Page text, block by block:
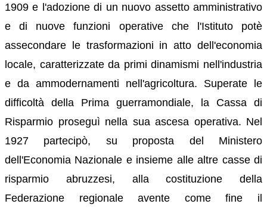
1909 e l'adozione di un nuovo assetto amministrativo
e di nuove funzioni operative che l'Istituto potè
assecondare le trasformazioni in atto dell'economia
locale, caratterizzate da primi dinamismi nell'industria
e da ammodernamenti nell'agricoltura. Superate le
difficoltà della Prima guerramondiale, la Cassa di
Risparmio proseguì nella sua ascesa operativa. Nel
1927 partecipò, su proposta del Ministero
dell'Economia Nazionale e insieme alle altre casse di
risparmio abruzzesi, alla costituzione della
Federazione regionale avente come fine il